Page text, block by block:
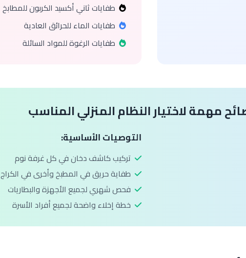
طفايات ثاني أكسيد الكربون للمطابخ
طفايات الماء للحرائق العادية
طفايات الرغوة للمواد السائلة
مهمة لاختيار النظام المنزلي المناسب
التوصيات الأساسية:
تركيب كاشف دخان في كل غرفة نوم
طفاية حريق في المطبخ وأخرى في الكراج
فحص شهري لجميع الأجهزة والبطاريات
خطة إخلاء واضحة لجميع أفراد الأسرة